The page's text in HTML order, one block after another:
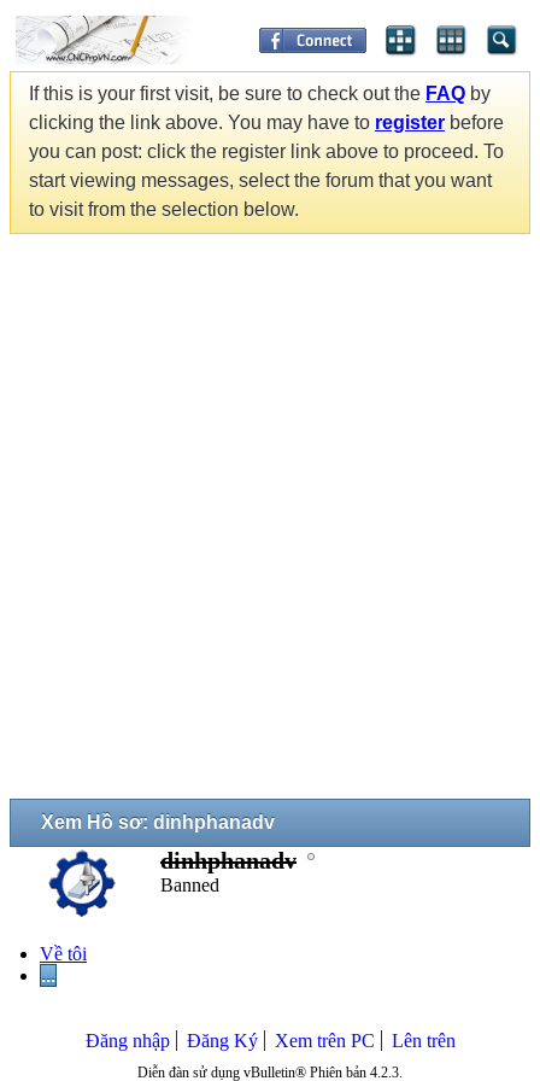
If this is your first visit, be sure to check out the FAQ by
clicking the link above. You may have to register before
you can post: click the register link above to proceed. To
start viewing messages, select the forum that you want
to visit from the selection below.
Xem Hồ sơ: dinhphanadv
dinhphanadv
Banned
Về tôi
...
Đăng nhập Đăng Ký Xem trên PC Lên trên
Diễn đàn sử dụng vBulletin® Phiên bản 4.2.3.